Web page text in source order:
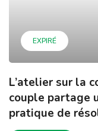
EXPIRÉ
L’atelier sur la
couple partage
pratique de